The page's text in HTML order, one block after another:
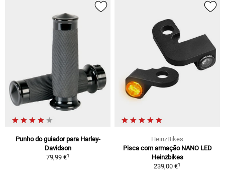
Punho do guiador para Harley-
Davidson
79,99 €1
HeinzBikes
Pisca com armação NANO LED
Heinzbikes
239,00 €1